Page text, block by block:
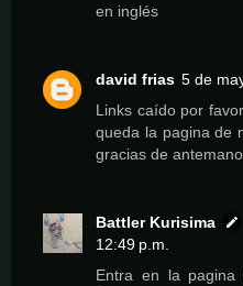
en inglés
david frias 5 de
Links caído por
queda la pagina de
gracias de
Battler Kurisima
12:49 p.m.
Entra en la